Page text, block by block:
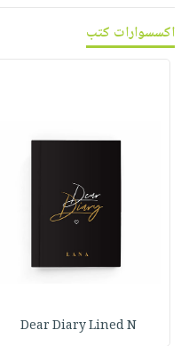
اكسسوارات كتب
Dear Diary Lined N